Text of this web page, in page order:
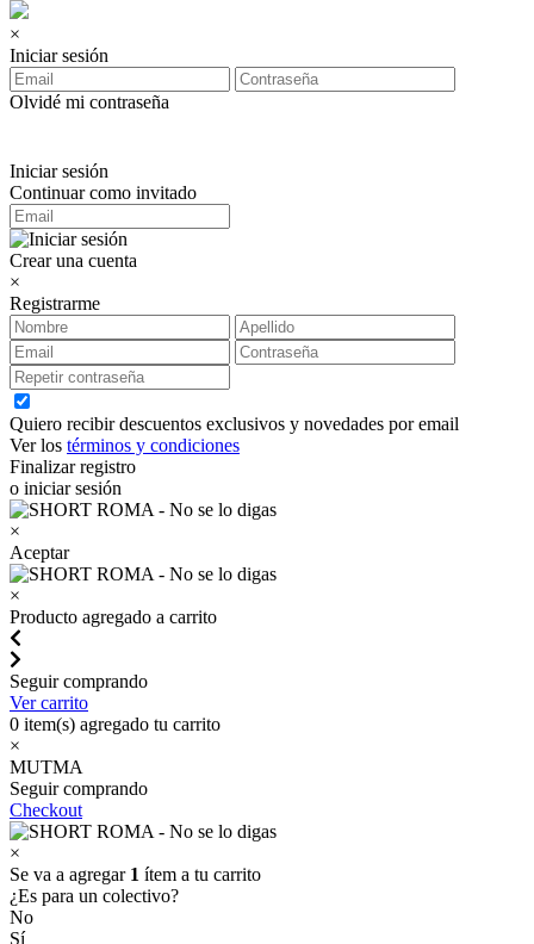
×
Iniciar sesión
Olvidé mi contraseña
Iniciar sesión
Continuar como invitado
Crear una cuenta
×
Registrarme
Quiero recibir descuentos exclusivos y novedades por email
Ver los términos y condiciones
Finalizar registro
o iniciar sesión
×
Aceptar
×
Producto agregado a carrito
Seguir comprando
Ver carrito
0 item(s) agregado tu carrito
×
MUTMA
Seguir comprando
Checkout
×
Se va a agregar 1 ítem a tu carrito
¿Es para un colectivo?
No
Sí